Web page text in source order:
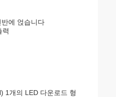
에 얹습니다
력
1개의 LED 다운로드 형